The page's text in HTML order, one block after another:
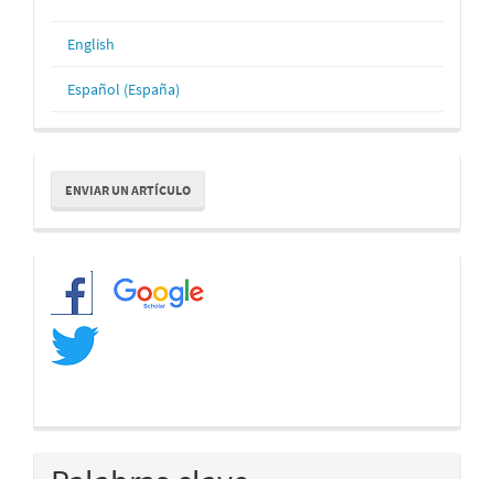
English
Español (España)
Enviar
un
artículo
ENVIAR UN ARTÍCULO
Redes